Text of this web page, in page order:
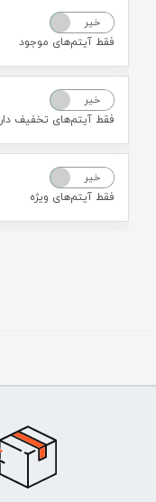
خیر
فقط آیتم‌های موجود
خیر
فقط آیتم‌های تخفیف دار
خیر
فقط آیتم‌های ویژه